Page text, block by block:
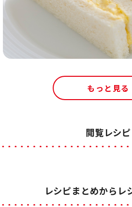
もっと見る
閲覧レシピ
レシピまとめからレ